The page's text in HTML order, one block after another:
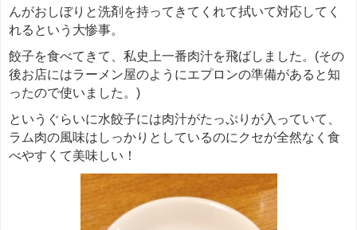
んがおしぼりと洗剤を持ってきてくれて拭いて対応してく
れるという大惨事。
餃子を食べてきて、私史上一番肉汁を飛ばしました。(その
後お店にはラーメン屋のようにエプロンの準備があると知
ったので使いました。)
というぐらいに水餃子には肉汁がたっぷりが入っていて、
ラム肉の風味はしっかりとしているのにクセが全然なく食
べやすくて美味しい！